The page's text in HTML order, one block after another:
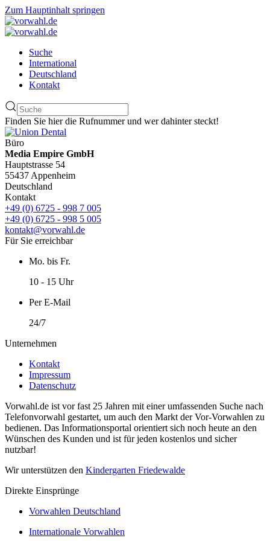
Zum Hauptinhalt springen
Suche
International
Deutschland
Kontakt
Finden Sie hier die Rufnummer und wer dahinter steckt!
Büro
Media Empire GmbH
Hauptstrasse 54
55437 Appenheim
Deutschland
Kontakt
+49 (0) 6725 - 998 7 005
+49 (0) 6725 - 998 5 005
kontakt@vorwahl.de
Für Sie erreichbar
Mo. bis Fr.
10 - 15 Uhr
Per E-Mail
24/7
Unternehmen
Kontakt
Impressum
Datenschutz
Vorwahl.de ist vor fast 25 Jahren mit einer umfassenden Suche nach
Telefonvorwahl gestartet, um auch den Markt der Vor-Vorwahlen zu
bedienen. Das Informationsportal orientiert sich noch heute an den
Wünschen des Kunden und ist für jeden kostenlos und sicher
nutzbar!
Wir unterstützen den Kindergarten Friedewalde
Direkte Einsprünge
Vorwahlen Deutschland
Internationale Vorwahlen